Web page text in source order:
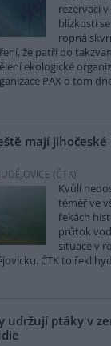
rezervaci
blízkosti
ropná
že patří do
ekologické
PAX o tom
mají
(ČTK)
Kvůli
téměř ve
řekách
průtok
situace v
ČTK to řekl
udržují ptáky v